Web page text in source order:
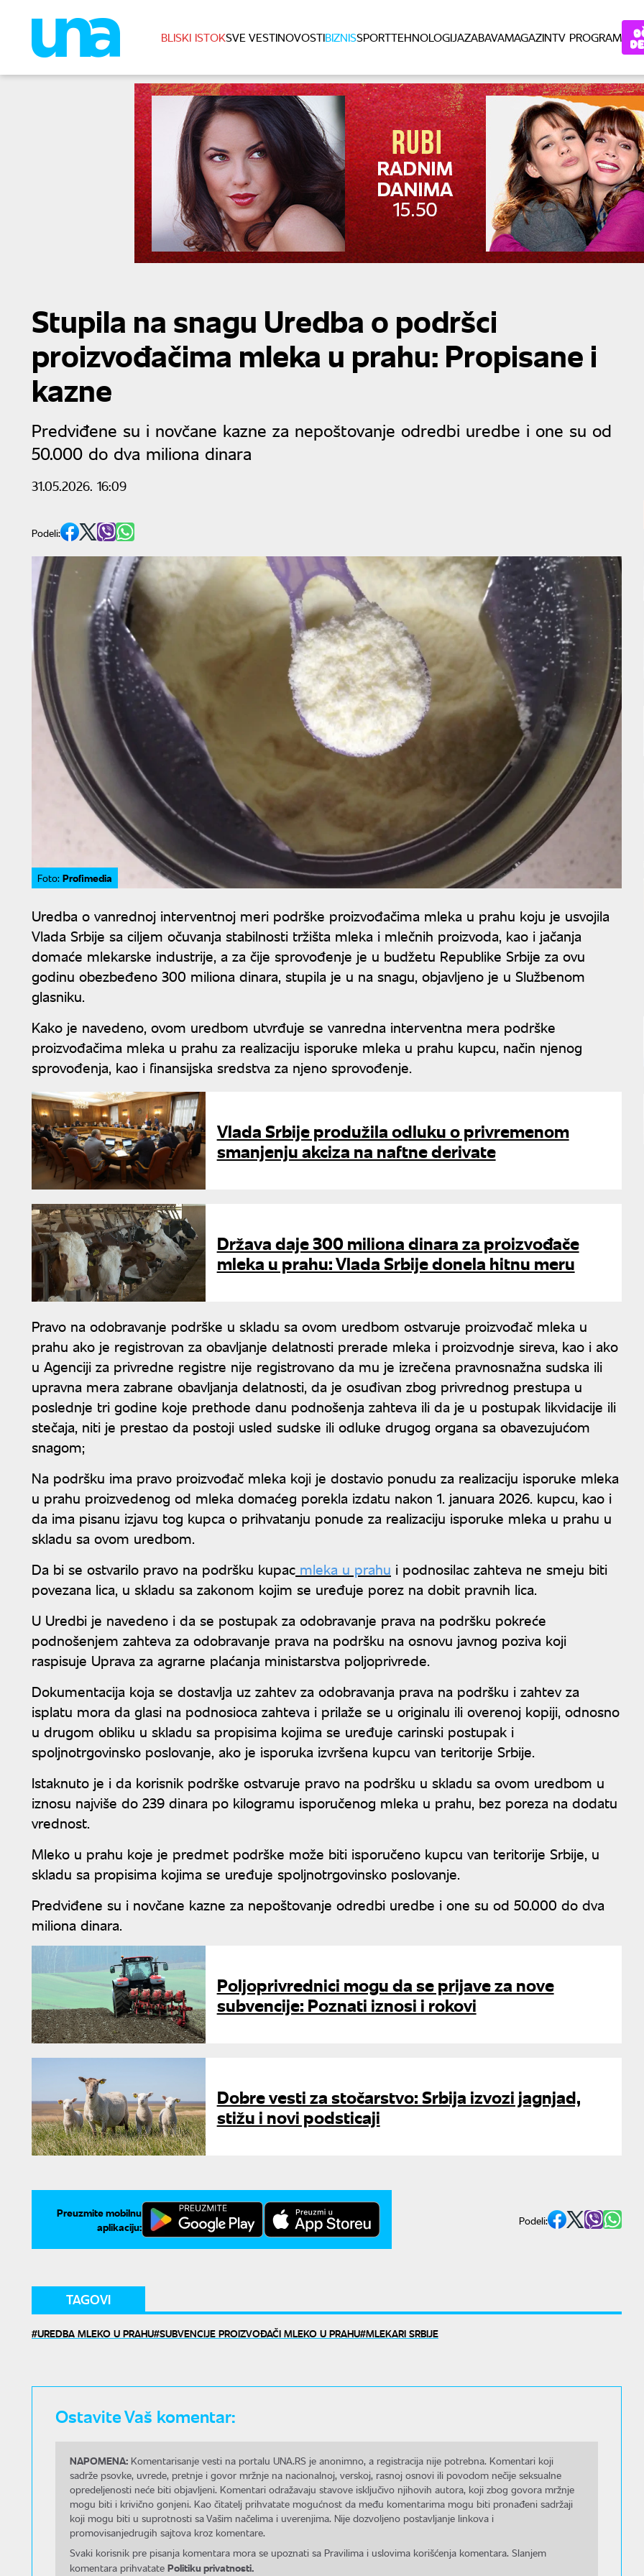
BLISKI ISTOKSVE VESTINOVOSTIBIZNISSPORTTEHNOLOGIJAZABAVAMAGAZINTV PROGRAM
Stupila na snagu Uredba o podršci
proizvođačima mleka u prahu: Propisane i
kazne
Predviđene su i novčane kazne za nepoštovanje odredbi uredbe i one su od
50.000 do dva miliona dinara
31.05.2026. 16:09
Podeli:
Foto: Profimedia
Uredba o vanrednoj interventnoj meri podrške proizvođačima mleka u prahu koju je usvojila
Vlada Srbije sa ciljem očuvanja stabilnosti tržišta mleka i mlečnih proizvoda, kao i jačanja
domaće mlekarske industrije, a za čije sprovođenje je u budžetu Republike Srbije za ovu
godinu obezbeđeno 300 miliona dinara, stupila je u na snagu, objavljeno je u Službenom
glasniku.
Kako je navedeno, ovom uredbom utvrđuje se vanredna interventna mera podrške
proizvođačima mleka u prahu za realizaciju isporuke mleka u prahu kupcu, način njenog
sprovođenja, kao i finansijska sredstva za njeno sprovođenje.
Vlada Srbije produžila odluku o privremenom
smanjenju akciza na naftne derivate
Država daje 300 miliona dinara za proizvođače
mleka u prahu: Vlada Srbije donela hitnu meru
Pravo na odobravanje podrške u skladu sa ovom uredbom ostvaruje proizvođač mleka u
prahu ako je registrovan za obavljanje delatnosti prerade mleka i proizvodnje sireva, kao i ako
u Agenciji za privredne registre nije registrovano da mu je izrečena pravnosnažna sudska ili
upravna mera zabrane obavljanja delatnosti, da je osuđivan zbog privrednog prestupa u
poslednje tri godine koje prethode danu podnošenja zahteva ili da je u postupak likvidacije ili
stečaja, niti je prestao da postoji usled sudske ili odluke drugog organa sa obavezujućom
snagom;
Na podršku ima pravo proizvođač mleka koji je dostavio ponudu za realizaciju isporuke mleka
u prahu proizvedenog od mleka domaćeg porekla izdatu nakon 1. januara 2026. kupcu, kao i
da ima pisanu izjavu tog kupca o prihvatanju ponude za realizaciju isporuke mleka u prahu u
skladu sa ovom uredbom.
Da bi se ostvarilo pravo na podršku kupac mleka u prahu i podnosilac zahteva ne smeju biti
povezana lica, u skladu sa zakonom kojim se uređuje porez na dobit pravnih lica.
U Uredbi je navedeno i da se postupak za odobravanje prava na podršku pokreće
podnošenjem zahteva za odobravanje prava na podršku na osnovu javnog poziva koji
raspisuje Uprava za agrarne plaćanja ministarstva poljoprivrede.
Dokumentacija koja se dostavlja uz zahtev za odobravanja prava na podršku i zahtev za
isplatu mora da glasi na podnosioca zahteva i prilaže se u originalu ili overenoj kopiji, odnosno
u drugom obliku u skladu sa propisima kojima se uređuje carinski postupak i
spoljnotrgovinsko poslovanje, ako je isporuka izvršena kupcu van teritorije Srbije.
Istaknuto je i da korisnik podrške ostvaruje pravo na podršku u skladu sa ovom uredbom u
iznosu najviše do 239 dinara po kilogramu isporučenog mleka u prahu, bez poreza na dodatu
vrednost.
Mleko u prahu koje je predmet podrške može biti isporučeno kupcu van teritorije Srbije, u
skladu sa propisima kojima se uređuje spoljnotrgovinsko poslovanje.
Predviđene su i novčane kazne za nepoštovanje odredbi uredbe i one su od 50.000 do dva
miliona dinara.
Poljoprivrednici mogu da se prijave za nove
subvencije: Poznati iznosi i rokovi
Dobre vesti za stočarstvo: Srbija izvozi jagnjad,
stižu i novi podsticaji
Preuzmite mobilnu
aplikaciju:
Podeli:
TAGOVI
UREDBA MLEKO U PRAHU SUBVENCIJE PROIZVOĐAČI MLEKO U PRAHU MLEKARI SRBIJE
Ostavite Vaš komentar:
NAPOMENA: Komentarisanje vesti na portalu UNA.RS je anonimno, a registracija nije potrebna. Komentari koji
sadrže psovke, uvrede, pretnje i govor mržnje na nacionalnoj, verskoj, rasnoj osnovi ili povodom nečije seksualne
opredeljenosti neće biti objavljeni. Komentari odražavaju stavove isključivo njihovih autora, koji zbog govora mržnje
mogu biti i krivično gonjeni. Kao čitatelj prihvatate mogućnost da među komentarima mogu biti pronađeni sadržaji
koji mogu biti u suprotnosti sa Vašim načelima i uverenjima. Nije dozvoljeno postavljanje linkova i
promovisanjedrugih sajtova kroz komentare.
Svaki korisnik pre pisanja komentara mora se upoznati sa Pravilima i uslovima korišćenja komentara. Slanjem
komentara prihvatate Politiku privatnosti.